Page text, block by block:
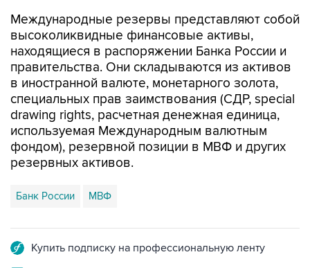
Международные резервы представляют собой
высоколиквидные финансовые активы,
находящиеся в распоряжении Банка России и
правительства. Они складываются из активов
в иностранной валюте, монетарного золота,
специальных прав заимствования (СДР, special
drawing rights, расчетная денежная единица,
используемая Международным валютным
фондом), резервной позиции в МВФ и других
резервных активов.
Банк России МВФ
Купить подписку на профессиональную ленту